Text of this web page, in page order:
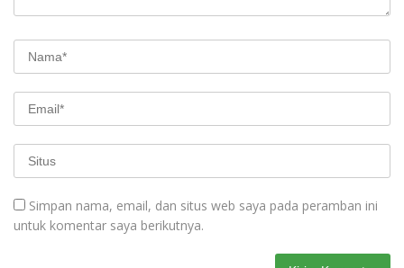
Simpan nama, email, dan situs web saya pada peramban ini
untuk komentar saya berikutnya.